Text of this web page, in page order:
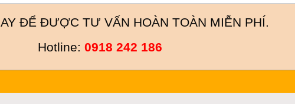
ĐỂ ĐƯỢC TƯ VẤN HOÀN TOÀN MIỄN PHÍ.
Hotline: 0918 242 186